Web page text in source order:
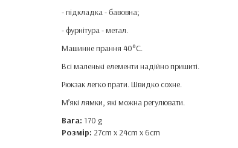
- підкладка - бавовна;
- фурнітура - метал.
Машинне прання 40°C.
Всі маленькі елементи надійно пришиті.
Рюкзак легко прати. Швидко сохне.
М’які лямки, які можна регулювати.
Вага: 170 g
Розмір: 27cm x 24cm x 6cm